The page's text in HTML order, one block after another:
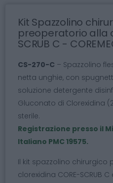
Kit Spazzolino
preoperatorio alla
SCRUB C -
CS-270-C – Spazzolino
netta unghie, con
soluzione detergente
Gluconato di Clorexidina
sterile.
Registrazione presso il
Italiano PMC 19575.
Il kit spazzolino chirurgico
clorexidina CORE-SCRUB